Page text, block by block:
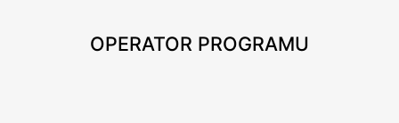
OPERATOR PROGRAMU